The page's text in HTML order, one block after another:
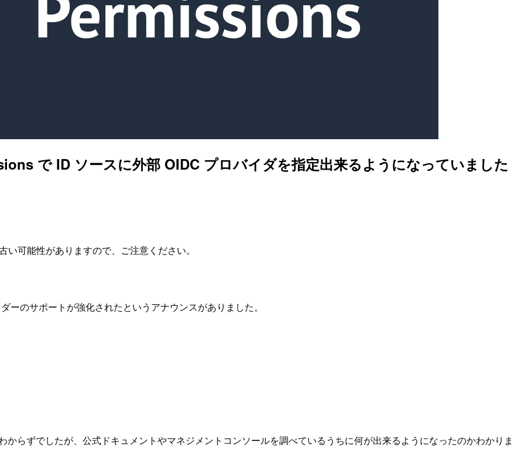
で ID ソースに外部 OIDC プロバイダを指定出来るようになっていました
可能性がありますので、ご注意ください。
のサポートが強化されたというアナウンスがありました。
らずでしたが、公式ドキュメントやマネジメントコンソールを調べているうちに何が出来るようになったのかわかりま